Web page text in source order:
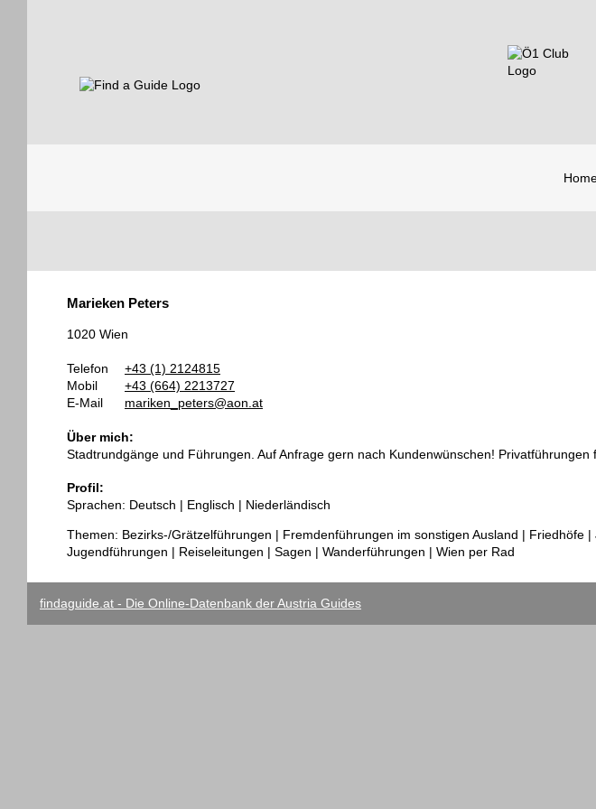
Guides
Marieken Peters
1020 Wien
Telefon
+43 (1) 2124815
Mobil
+43 (664) 2213727
E-Mail
mariken_peters@aon.at
Über mich:
Stadtrundgänge und Führungen. Auf Anfrage gern nach Kundenwünschen!
Profil:
Sprachen: Deutsch | Englisch | Niederländisch
Themen: Bezirks-/Grätzelführungen | Fremdenführungen im sonstigen Ausland | Friedhöfe
Jugendführungen | Reiseleitungen | Sagen | Wanderführungen | Wien per Rad
findaguide.at - Die Online-Datenbank der Austria Guides